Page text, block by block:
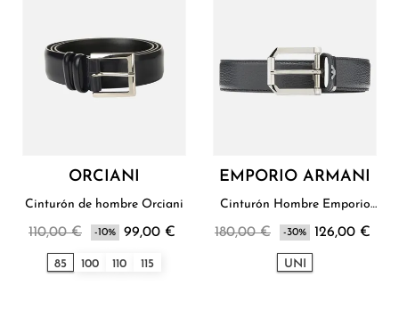
ORCIANI
Cinturón de hombre Orciani
110,00 € -10% 99,00 €
85 100 110 115
EMPORIO ARMANI
Cinturón Hombre Emporio
180,00 € -30% 126,00 €
UNI